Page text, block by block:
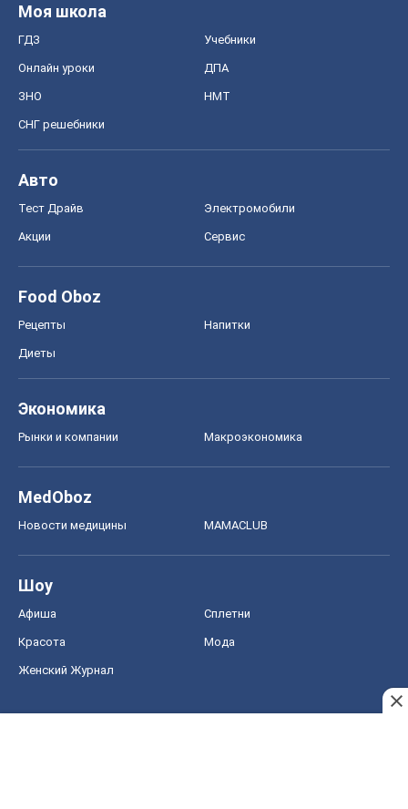
Моя школа
ГДЗ Учебники
Онлайн уроки ДПА
ЗНО НМТ
СНГ решебники
Авто
Тест Драйв Электромобили
Акции Сервис
Food Oboz
Рецепты Напитки
Диеты
Экономика
Рынки и компании Mакроэкономика
MedOboz
Новости медицины MAMACLUB
Шоу
Афиша Сплетни
Красота Мода
Женский Журнал